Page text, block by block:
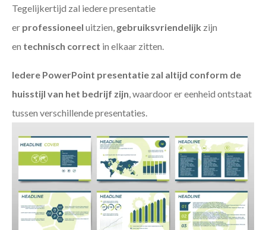
Tegelijkertijd zal iedere presentatie
er professioneel uitzien, gebruiksvriendelijk zijn
en technisch correct in elkaar zitten.
Iedere PowerPoint presentatie zal altijd conform de
huisstijl van het bedrijf zijn, waardoor er eenheid ontstaat
tussen verschillende presentaties.